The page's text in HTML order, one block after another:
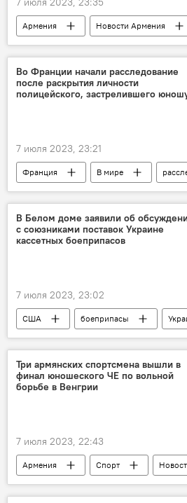
Армения
Новости Армения
Политика
Тегеран
Баку
отношения эксперт
Во Франции начали расследование
после раскрытия личности
полицейского, застрелившего
7 июля 2023, 23:21
Франция В мире
В Белом доме заявили об
с союзниками поставок Украине
кассетных боеприпасов
7 июля 2023, 23:02
США боеприпасы
В мире
Три армянских спортсмена вышли в
финал юношеского ЧЕ по вольной
борьбе в Венгрии
7 июля 2023, 22:43
Армения Спорт
Чемпионат Европы
борьба